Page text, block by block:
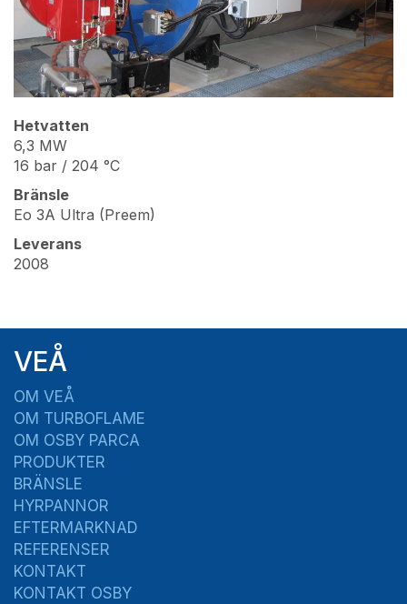
Hetvatten
6,3 MW
16 bar / 204 °C
Bränsle
Eo 3A Ultra (Preem)
Leverans
2008
VEÅ
OM VEÅ
OM TURBOFLAME
OM OSBY PARCA
PRODUKTER
BRÄNSLE
HYRPANNOR
EFTERMARKNAD
REFERENSER
KONTAKT
KONTAKT OSBY